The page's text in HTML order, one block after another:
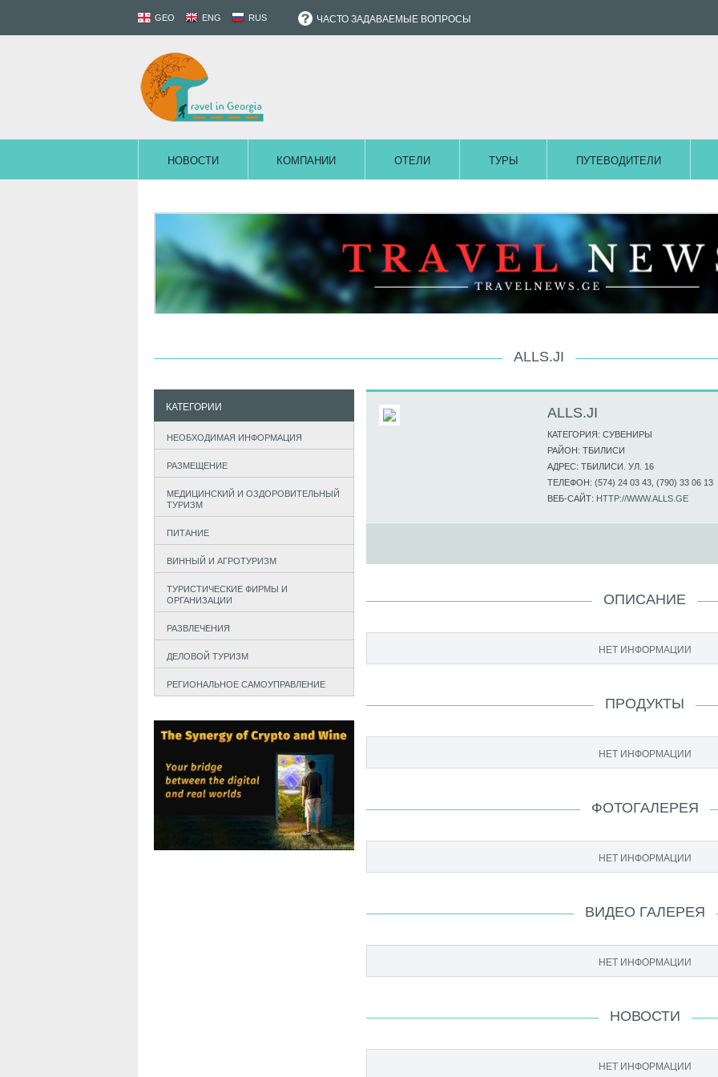
GEO ENG RUS ЧАСТО ЗАДАВАЕМЫЕ ВОПРОСЫ
НОВОСТИ КОМПАНИИ ОТЕЛИ ТУРЫ ПУТЕВОДИТЕЛИ
ALLS.JI
КАТЕГОРИИ
НЕОБХОДИМАЯ ИНФОРМАЦИЯ
РАЗМЕЩЕНИЕ
МЕДИЦИНСКИЙ И ОЗДОРОВИТЕЛЬНЫЙ
ТУРИЗМ
ПИТАНИЕ
ВИННЫЙ И АГРОТУРИЗМ
ТУРИСТИЧЕСКИЕ ФИРМЫ И
ОРГАНИЗАЦИИ
РАЗВЛЕЧЕНИЯ
ДЕЛОВОЙ ТУРИЗМ
РЕГИОНАЛЬНОЕ САМОУПРАВЛЕНИЕ
ALLS.JI
КАТЕГОРИЯ: СУВЕНИРЫ
РАЙОН: ТБИЛИСИ
АДРЕС: ТБИЛИСИ. УЛ. 16
ТЕЛЕФОН: (574) 24 03 43, (790) 33 06 13
ВЕБ-САЙТ: HTTP://WWW.ALLS.GE
ОПИСАНИЕ
НЕТ ИНФОРМАЦИИ
ПРОДУКТЫ
НЕТ ИНФОРМАЦИИ
ФОТОГАЛЕРЕЯ
НЕТ ИНФОРМАЦИИ
ВИДЕО ГАЛЕРЕЯ
НЕТ ИНФОРМАЦИИ
НОВОСТИ
НЕТ ИНФОРМАЦИИ